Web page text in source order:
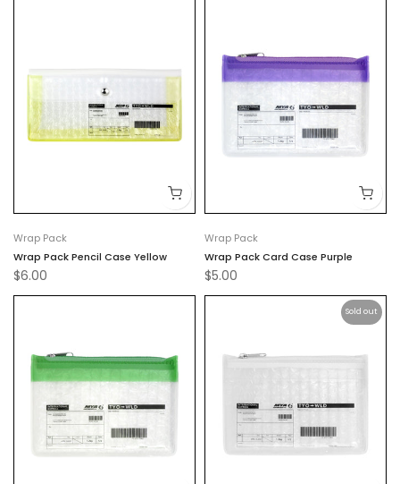
Wrap Pack
Wrap Pack Pencil Case Yellow
$6.00
Wrap Pack
Wrap Pack Card Case Purple
$5.00
Sold out